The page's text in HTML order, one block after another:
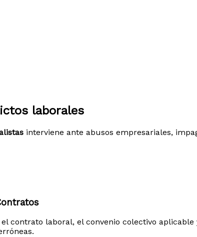
laborales
interviene ante abusos empresariales,
contrato laboral, el convenio colectivo